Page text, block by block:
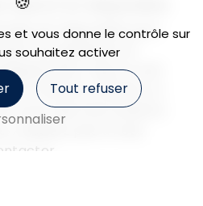
réactif et disponible
est disponible pour
vos questions et
Que ce soit
à l'avance, obtenir un
avoir des informations
et vous donne le contrôle sur
souhaitez activer
Tout refuser